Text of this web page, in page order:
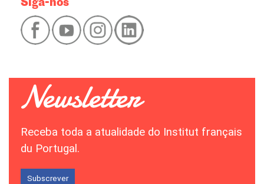
Receba toda a atualidade do Institut français
du Portugal.
Subscrever